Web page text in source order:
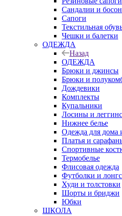
Сандалии и
Сапоги
Текстильная
Чешки и балетки
ОДЕЖДА
Назад
ОДЕЖДА
Брюки и джинсы
Брюки и
Дождевики
Комплекты
Купальники
Лосины и
Нижнее белье
Одежда для дома
Платья и
Спортивные
Термобелье
Флисовая одежда
Футболки и
Худи и толстовки
Шорты и бриджи
Юбки
ШКОЛА